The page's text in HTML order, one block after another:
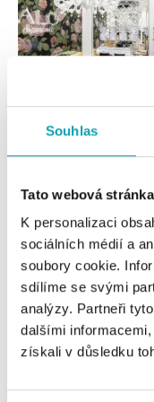
Souhlas
Tato webová
K personalizaci
sociálních médií a
soubory cookie.
sdílíme se svými
analýzy. Partneři
dalšími
získali v důsledku
Všechny
Ostrava
Jantarová 3344/4,
tel.: +420 603 166
dnes otevřeno
ALO diamonds
Plzeňská 8, 150 00
tel.: +420 603 192